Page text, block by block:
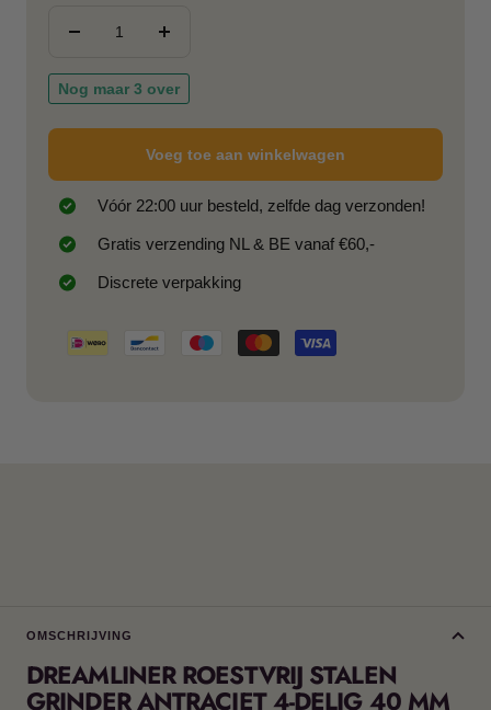
aantal
aantal
Nog maar 3 over
Voeg toe aan winkelwagen
Vóór 22:00 uur besteld, zelfde dag verzonden!
Gratis verzending NL & BE vanaf €60,-
Discrete verpakking
OMSCHRIJVING
DREAMLINER ROESTVRIJ STALEN
GRINDER ANTRACIET 4-DELIG 40 MM